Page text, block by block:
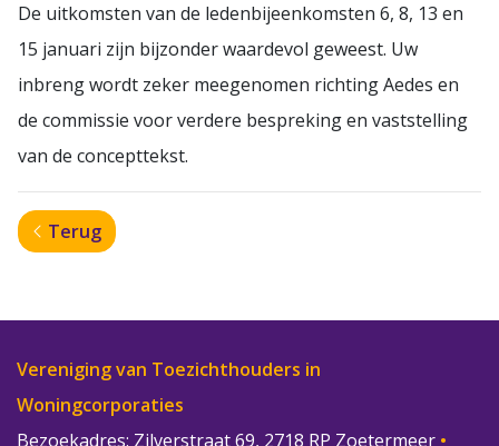
De uitkomsten van de ledenbijeenkomsten 6, 8, 13 en
15 januari zijn bijzonder waardevol geweest. Uw
inbreng wordt zeker meegenomen richting Aedes en
de commissie voor verdere bespreking en vaststelling
van de concepttekst.
Terug
Vereniging van Toezichthouders in
Woningcorporaties
Bezoekadres: Zilverstraat 69, 2718 RP Zoetermeer •